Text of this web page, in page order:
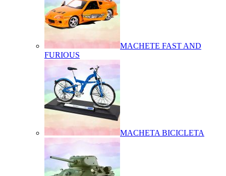
MACHETE FAST AND
FURIOUS
MACHETA BICICLETA